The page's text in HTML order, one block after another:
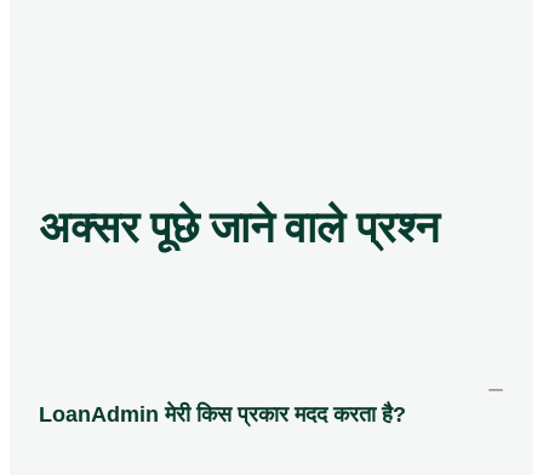
अक्सर पूछे जाने वाले प्रश्न
LoanAdmin मेरी किस प्रकार मदद करता है?
−